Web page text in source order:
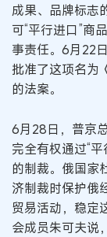
成果、品牌标志
可“平行进口”商
事责任。6月22
批准了这项名为
的法案。
6月28日，普京
完全有权通过“
的制裁。俄国家
济制裁时保护俄
贸易活动，稳定
会成员朱可夫说